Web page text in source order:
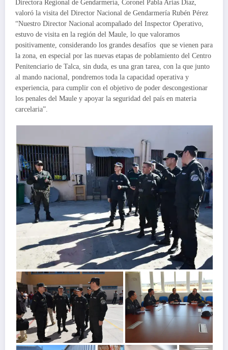
Directora Regional de Gendarmería, Coronel Pabla Arias Díaz,
valoró la visita del Director Nacional de Gendarmería Rubén Pérez
“Nuestro Director Nacional acompañado del Inspector Operativo,
estuvo de visita en la región del Maule, lo que valoramos
positivamente, considerando los grandes desafíos que se vienen para
la zona, en especial por las nuevas etapas de poblamiento del Centro
Penitenciario de Talca, sin duda, es una gran tarea, con la que junto
al mando nacional, pondremos toda la capacidad operativa y
experiencia, para cumplir con el objetivo de poder descongestionar
los penales del Maule y apoyar la seguridad del país en materia
carcelaria”.